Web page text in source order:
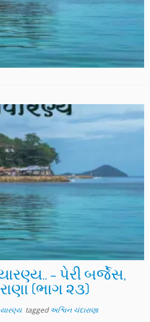
– પેરી બર્જેસ,
(ભાગ ૨૩)
taggedઅશ્વિન ચંદારાણા